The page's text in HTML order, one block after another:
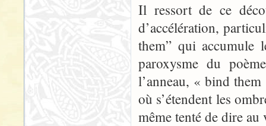
Il ressort de ce
d’accélération,
them” qui accumule
paroxysme du
l’anneau, « bind
où s’étendent les
même tenté de dire